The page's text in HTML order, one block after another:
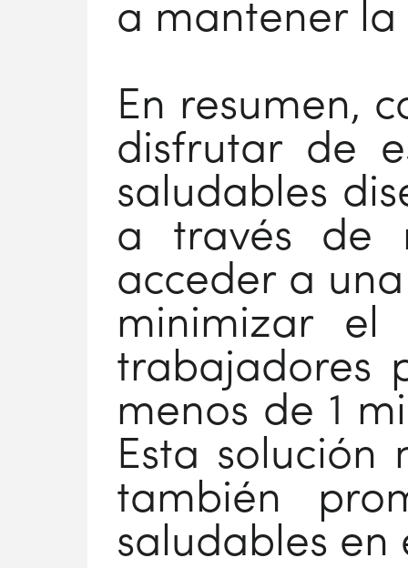
a mantener
En resumen,
disfrutar de
saludables
a través de
acceder a
minimizar el
trabajadores
menos de 1
Esta solución
también
saludables